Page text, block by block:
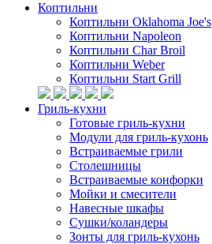
Коптильни
Коптильни Oklahoma Joe's
Коптильни Napoleon
Коптильни Char Broil
Коптильни Weber
Коптильни Start Grill
Гриль-кухни
Готовые гриль-кухни
Модули для гриль-кухонь
Встраиваемые грили
Столешницы
Встраиваемые конфорки
Мойки и смесители
Навесные шкафы
Сушки/коландеры
Зонты для гриль-кухонь